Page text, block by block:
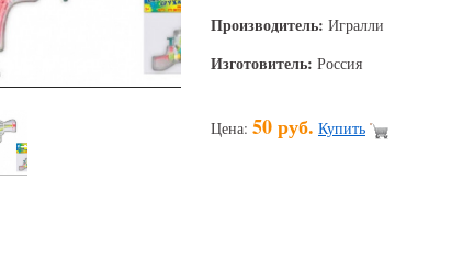
Производитель: Игралли
Изготовитель: Россия
Цена: 50 руб. Купить